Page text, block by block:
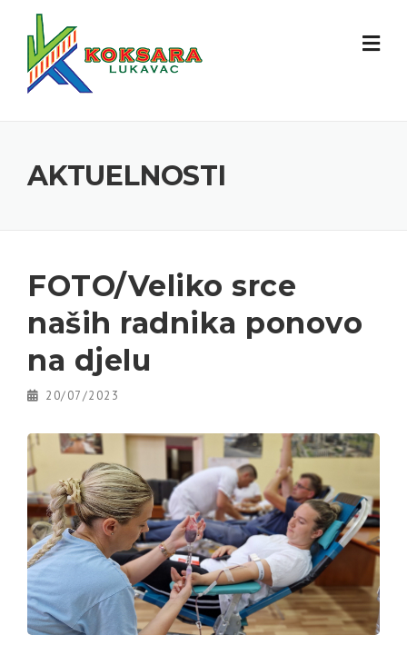
AKTUELNOSTI
FOTO/Veliko srce
naših radnika ponovo
na djelu
20/07/2023